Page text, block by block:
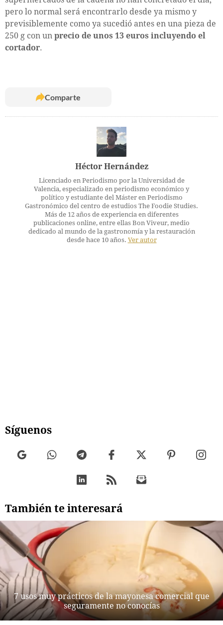
pero lo normal será encontrarlo desde ya mismo y
previsiblemente como ya sucedió antes en una pieza de
250 g con un precio de unos 13 euros incluyendo el
cortador.
Comparte
Héctor Hernández
Licenciado en Periodismo por la Universidad de
Valencia, especializado en periodismo económico y
político y estudiante del Máster en Periodismo
Gastronómico del centro de estudios The Foodie Studies.
Más de 12 años de experiencia en diferentes
publicaciones online, entre ellas Bon Viveur, medio
dedicado al mundo de la gastronomía y la restauración
desde hace 10 años. Ver autor
Síguenos
También te interesará
7 usos muy prácticos de la mayonesa comercial que
seguramente no conocías